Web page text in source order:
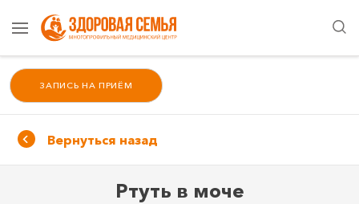
ЗАПИСЬ НА ПРИЁМ
Вернуться назад
Ртуть в моче